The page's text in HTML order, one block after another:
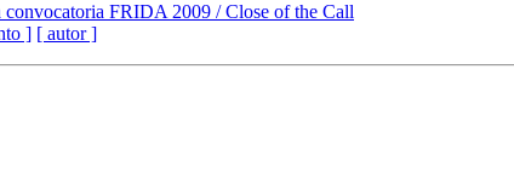
FRIDA 2009 / Close of the Call
] [ autor ]